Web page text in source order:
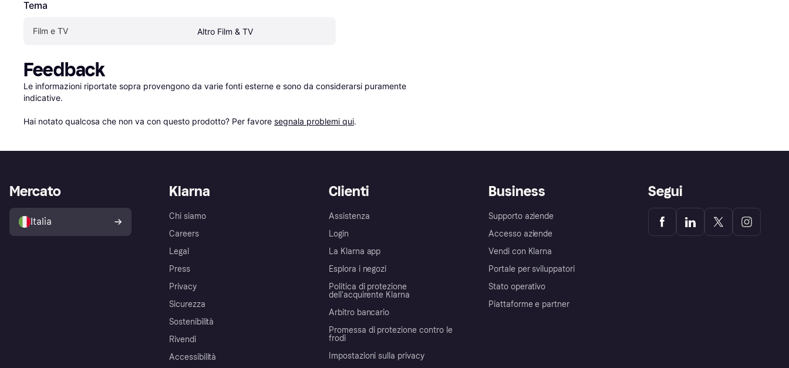
Tema
Film e TV Altro Film & TV
Feedback
Le informazioni riportate sopra provengono da varie fonti esterne e sono da considerarsi puramente
indicative.
Hai notato qualcosa che non va con questo prodotto? Per favore segnala problemi qui.
Klarna
Chi siamo
Careers
Legal
Press
Privacy
Sicurezza
Sostenibilità
Rivendi
Accessibilità
Clienti
Assistenza
Login
La Klarna app
Esplora i negozi
Politica di protezione
dell'acquirente Klarna
Arbitro bancario
Promessa di protezione contro le
frodi
Impostazioni sulla privacy
Business
Supporto aziende
Accesso aziende
Vendi con Klarna
Portale per sviluppatori
Stato operativo
Piattaforme e partner
Mercato
Italia
Segui